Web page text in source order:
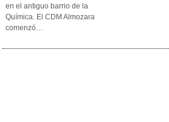
en el antiguo barrio de la
Química. El CDM Almozara
comenzó…